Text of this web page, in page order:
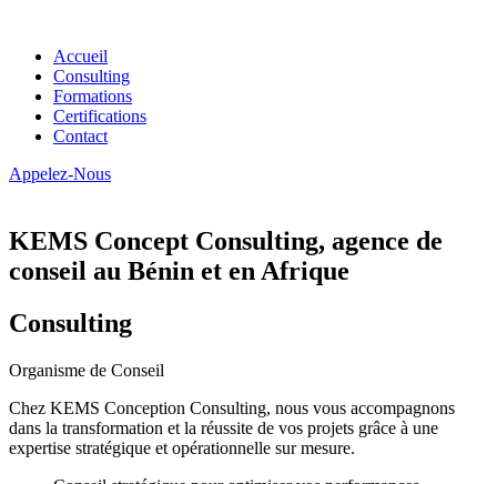
Accueil
Consulting
Formations
Certifications
Contact
Appelez-Nous
KEMS Concept Consulting, agence de
conseil au Bénin et en Afrique
Consulting
Organisme de Conseil
Chez KEMS Conception Consulting, nous vous accompagnons
dans la transformation et la réussite de vos projets grâce à une
expertise stratégique et opérationnelle sur mesure.